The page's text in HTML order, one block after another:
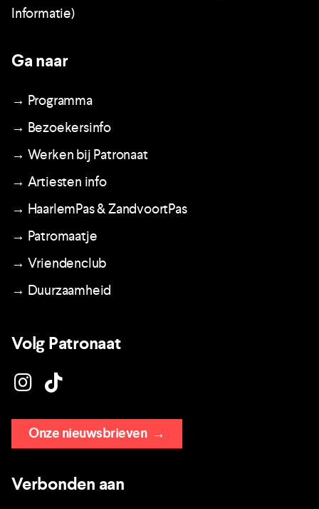
Informatie)
Ga naar
→ Programma
→ Bezoekersinfo
→ Werken bij Patronaat
→ Artiesten info
→ HaarlemPas & ZandvoortPas
→ Patromaatje
→ Vriendenclub
→ Duurzaamheid
Volg Patronaat
Onze nieuwsbrieven→
Verbonden aan